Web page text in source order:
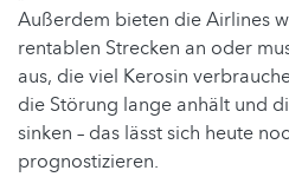
Außerdem bieten die Airlines
rentablen Strecken an oder
aus, die viel Kerosin
die Störung lange anhält und
sinken – das lässt sich heute
prognostizieren.